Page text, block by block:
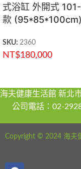
式浴缸 外開式
款 (95*85*100cm)
SKU: 2360
NT$180,000
海夫健康生活館 新北
公司電話：02-
Copyright © 2024 海夫